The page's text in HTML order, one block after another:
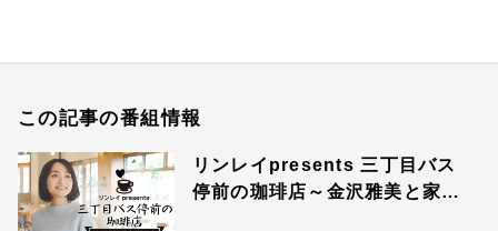
この記事の番組情報
リンレイpresents 三丁目バス
停前の珈琲店～金沢雅美と家族